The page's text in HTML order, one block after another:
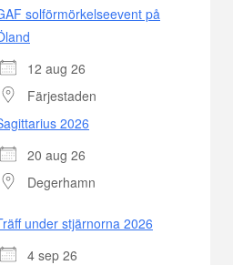
solförmörkelseevent på
12 aug 26
Färjestaden
2026
20 aug 26
Degerhamn
under stjärnorna 2026
4 sep 26